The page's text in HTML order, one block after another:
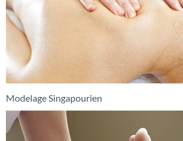
Modelage Singapourien